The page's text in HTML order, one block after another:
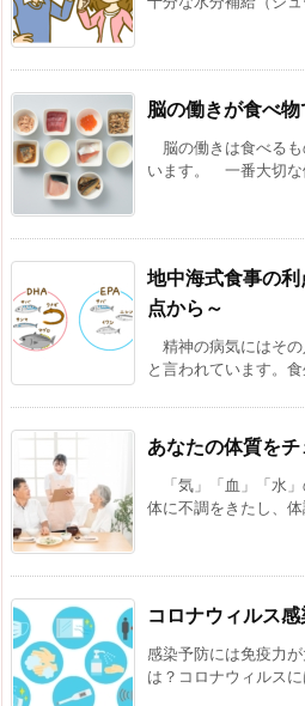
脳の働きが食べ物
脳の働きは食べるも
います。 一番大切な
地中海式食事の
点から～
精神の病気にはその
と言われています。
あなたの体質を
「気」「血」「水
体に不調をきたし、
コロナウィルス
感染予防には免疫力
は？コロナウィルス